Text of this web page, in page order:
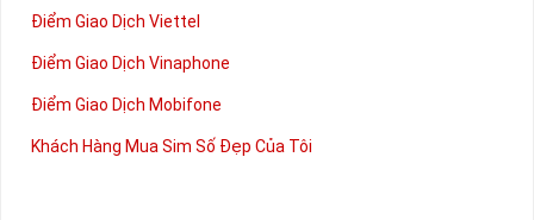
Điểm Giao Dịch Viettel
Điểm Giao Dịch Vinaphone
Điểm Giao Dịch Mobifone
Khách Hàng Mua Sim Số Đẹp Của Tôi